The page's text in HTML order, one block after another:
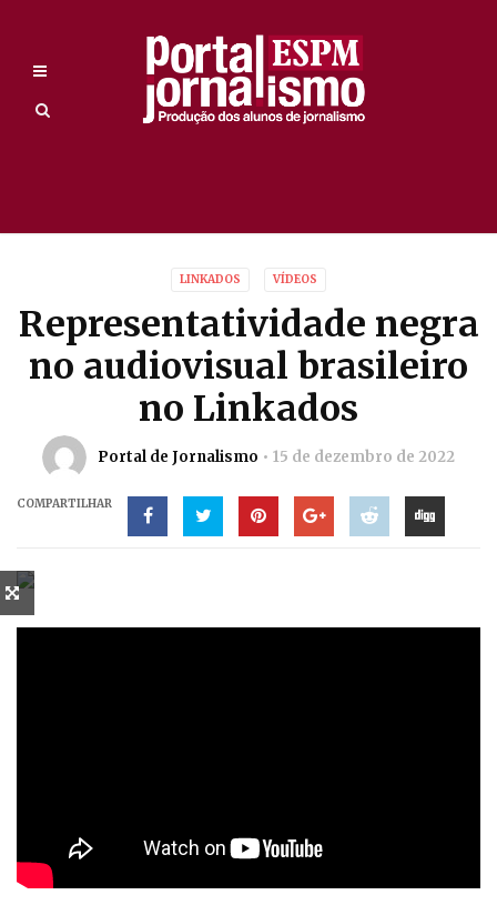
LINKADOS VÍDEOS
Representatividade negra
no audiovisual brasileiro
no Linkados
Portal de Jornalismo 15 de dezembro de 2022
COMPARTILHAR